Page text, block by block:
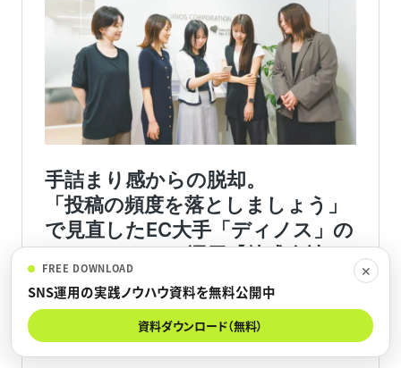
✕
FREE DOWNLOAD
SNS運用の実践ノウハウ資料を無料公開中
資料ダウンロード（無料）